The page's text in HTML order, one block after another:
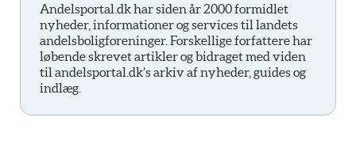
Andelsportal.dk har siden år 2000 formidlet
nyheder, informationer og services til landets
andelsboligforeninger. Forskellige forfattere har
løbende skrevet artikler og bidraget med viden
til andelsportal.dk’s arkiv af nyheder, guides og
indlæg.